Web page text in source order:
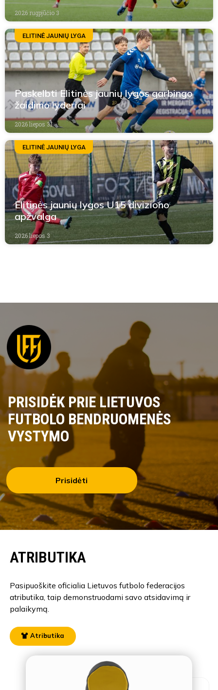
2026 rugpjūčio 3
ELITINĖ JAUNIŲ LYGA
Paskelbti Elitinės jaunių lygos garbingo
žaidimo lyderiai
2026 liepos 31
ELITINĖ JAUNIŲ LYGA
Elitinės jaunių lygos U15 diviziono
apžvalga
2026 liepos 3
PRISIDĖK PRIE LIETUVOS
FUTBOLO BENDRUOMENĖS
VYSTYMO
Prisidėti
ATRIBUTIKA
Pasipuoškite oficialia Lietuvos futbolo federacijos
atributika, taip demonstruodami savo atsidavimą ir
palaikymą.
Atributika